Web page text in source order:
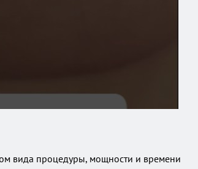
вида процедуры, мощности и времени